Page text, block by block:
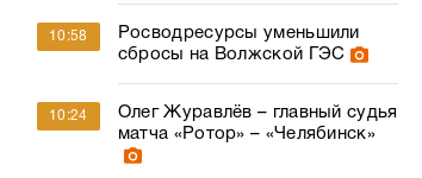
10:58
Росводресурсы уменьшили
сбросы на Волжской ГЭС
10:24
Олег Журавлёв – главный судья
матча «Ротор» – «Челябинск»